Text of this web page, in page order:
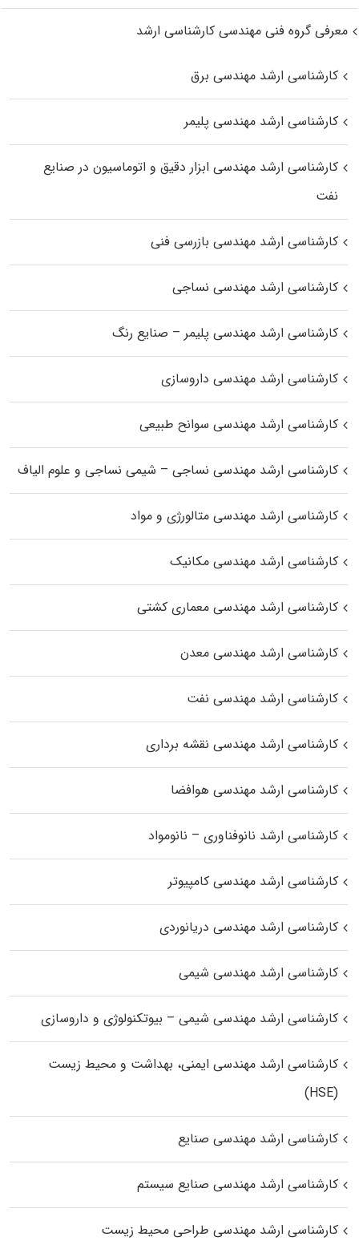
معرفی گروه فنی مهندسی کارشناسی ارشد
کارشناسی ارشد مهندسی برق
کارشناسی ارشد مهندسی پلیمر
کارشناسی ارشد مهندسی ابزار دقیق و اتوماسیون در صنایع
نفت
کارشناسی ارشد مهندسی بازرسی فنی
کارشناسی ارشد مهندسی نساجی
کارشناسی ارشد مهندسی پلیمر – صنایع رنگ
کارشناسی ارشد مهندسی داروسازی
کارشناسی ارشد مهندسی سوانح طبیعی
کارشناسی ارشد مهندسی نساجی – شیمی نساجی و علوم الیاف
کارشناسی ارشد مهندسی متالورژی و مواد
کارشناسی ارشد مهندسی مکانیک
کارشناسی ارشد مهندسی معماری کشتی
کارشناسی ارشد مهندسی معدن
کارشناسی ارشد مهندسی نفت
کارشناسی ارشد مهندسی نقشه برداری
کارشناسی ارشد مهندسی هوافضا
کارشناسی ارشد نانوفناوری – نانومواد
کارشناسی ارشد مهندسی کامپیوتر
کارشناسی ارشد مهندسی دریانوردی
کارشناسی ارشد مهندسی شیمی
کارشناسی ارشد مهندسی شیمی – بیوتکنولوژی و داروسازی
کارشناسی ارشد مهندسی ایمنی، بهداشت و محیط زیست
(HSE)
کارشناسی ارشد مهندسی صنایع
کارشناسی ارشد مهندسی صنایع سیستم
کارشناسی ارشد مهندسی طراحی محیط زیست